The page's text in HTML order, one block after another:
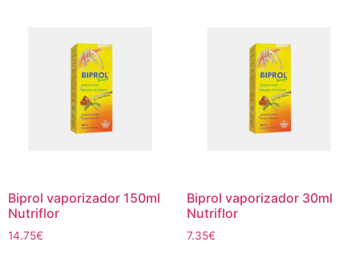
Biprol vaporizador 150ml
Nutriflor
14.75€
Biprol vaporizador 30ml
Nutriflor
7.35€